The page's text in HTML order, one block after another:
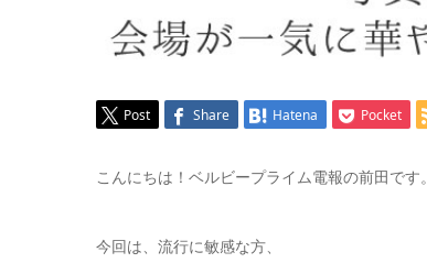
Post Share Hatena Pocket
こんにちは！ベルビープライム電報の前田です。
今回は、流行に敏感な方、